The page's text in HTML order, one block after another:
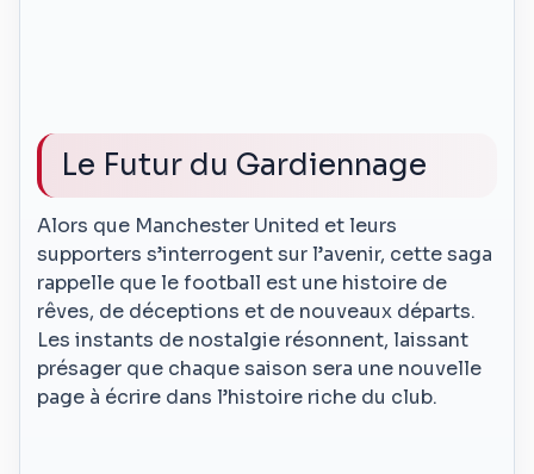
Le Futur du Gardiennage
Alors que Manchester United et leurs
supporters s’interrogent sur l’avenir, cette saga
rappelle que le football est une histoire de
rêves, de déceptions et de nouveaux départs.
Les instants de nostalgie résonnent, laissant
présager que chaque saison sera une nouvelle
page à écrire dans l’histoire riche du club.